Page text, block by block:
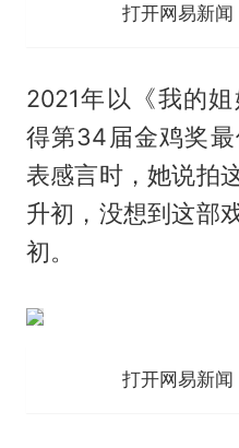
打开网易新
2021年以《我的
得第34届金鸡奖
表感言时，她说拍
升初，没想到这部
初。
打开网易新